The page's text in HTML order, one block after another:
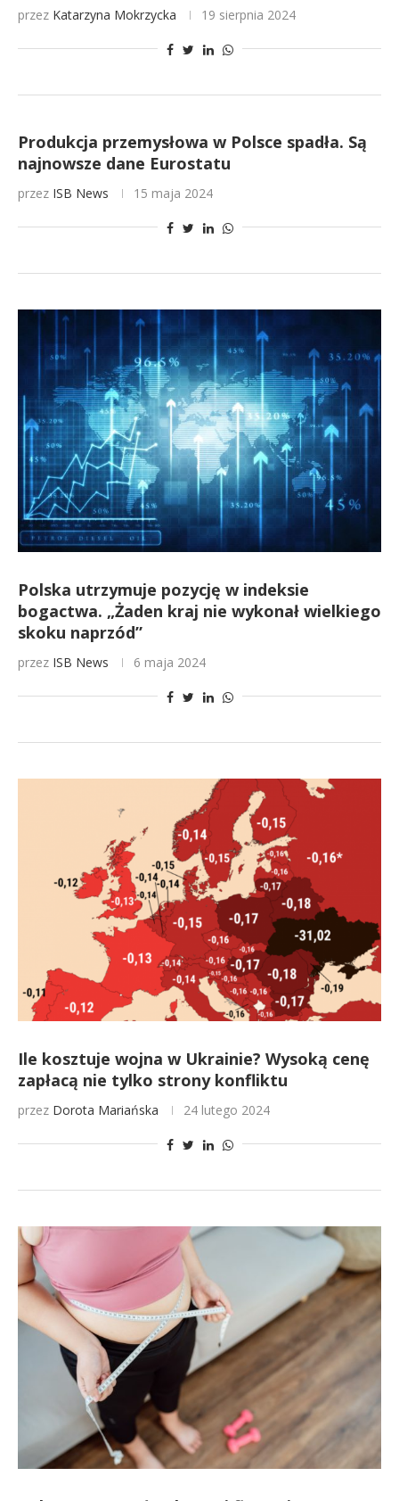
przez Katarzyna Mokrzycka 19 sierpnia 2024
Produkcja przemysłowa w Polsce spadła. Są
najnowsze dane Eurostatu
przez ISB News 15 maja 2024
Polska utrzymuje pozycję w indeksie
bogactwa. „Żaden kraj nie wykonał wielkiego
skoku naprzód”
przez ISB News 6 maja 2024
Ile kosztuje wojna w Ukrainie? Wysoką cenę
zapłacą nie tylko strony konfliktu
przez Dorota Mariańska 24 lutego 2024